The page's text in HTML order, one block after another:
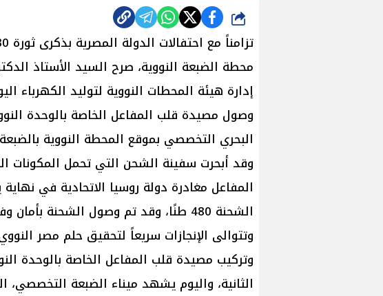
شارك
محطة الضبعة النووية، صرح السيد الأستاذ
وصول مصيدة قلب المفاعل الخاصة بالوحدة
البحري التخصصي بموقع المحطة النووية
وقد أبحرت سفينة الشحن التي تحمل المكونات
المفاعل مغادرة دولة روسيا الاتحادية في
الشحنة 480 طنًا، وقد تم وصول الشحنة بأمان وفق المخطط.
وتتوالى الإنجازات سريعاً لتحقيق حلم مصر
وتركيب مصيدة قلب المفاعل الخاصة بالوحدة
الثانية، واليوم يشهد ميناء الضبعة التخصصي،